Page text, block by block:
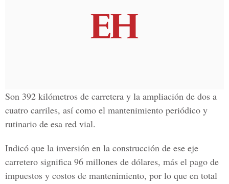
Son 392 kilómetros de carretera y la ampliación de dos a
cuatro carriles, así como el mantenimiento periódico y
rutinario de esa red vial.
Indicó que la inversión en la construcción de ese eje
carretero significa 96 millones de dólares, más el pago de
impuestos y costos de mantenimiento, por lo que en total